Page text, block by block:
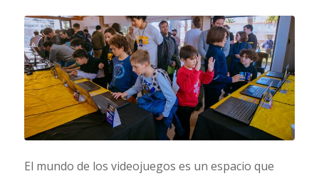
El mundo de los videojuegos es un espacio que